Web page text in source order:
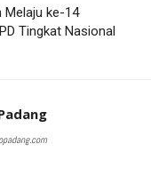
Melaju ke-14
Tingkat Nasional